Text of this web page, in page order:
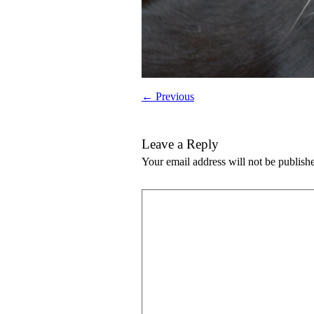
← Previous
Leave a Reply
Your email address will not be